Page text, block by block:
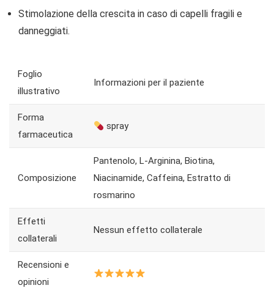
Stimolazione della crescita in caso di capelli fragili e
danneggiati.
Foglio
illustrativo
Informazioni per il paziente
Forma
farmaceutica
spray
Composizione
Pantenolo, L-Arginina, Biotina,
Niacinamide, Caffeina, Estratto di
rosmarino
Effetti
collaterali
Nessun effetto collaterale
Recensioni e
opinioni